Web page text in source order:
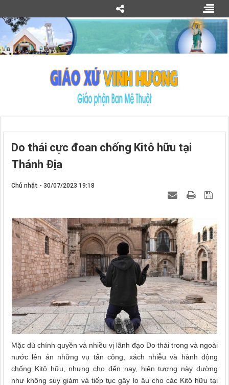
Do thái cực đoan chống Kitô hữu tại
Thánh Địa
Chủ nhật - 30/07/2023 19:18
Mặc dù chính quyền và nhiều vị lãnh đạo Do thái trong và ngoài
nước lên án những vụ tấn công, xách nhiễu và hành động
chống Kitô hữu, nhưng cho đến nay, hiện tượng này dường
như không suy giảm và tiếp tục gây lo âu cho các Kitô hữu tại